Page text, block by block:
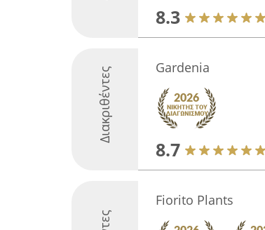
8.3
Διακριθέντες Gardenia
8.7
Fiorito Plants